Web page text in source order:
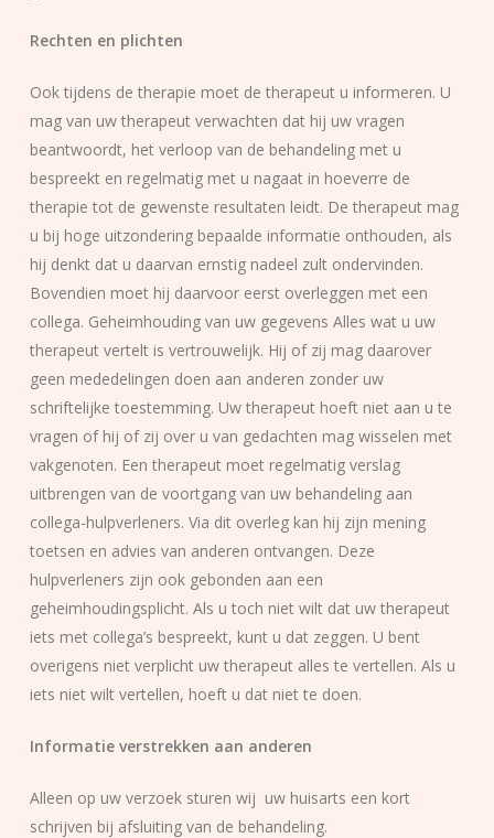
Rechten en plichten
Ook tijdens de therapie moet de therapeut u informeren. U
mag van uw therapeut verwachten dat hij uw vragen
beantwoordt, het verloop van de behandeling met u
bespreekt en regelmatig met u nagaat in hoeverre de
therapie tot de gewenste resultaten leidt. De therapeut mag
u bij hoge uitzondering bepaalde informatie onthouden, als
hij denkt dat u daarvan ernstig nadeel zult ondervinden.
Bovendien moet hij daarvoor eerst overleggen met een
collega. Geheimhouding van uw gegevens Alles wat u uw
therapeut vertelt is vertrouwelijk. Hij of zij mag daarover
geen mededelingen doen aan anderen zonder uw
schriftelijke toestemming. Uw therapeut hoeft niet aan u te
vragen of hij of zij over u van gedachten mag wisselen met
vakgenoten. Een therapeut moet regelmatig verslag
uitbrengen van de voortgang van uw behandeling aan
collega-hulpverleners. Via dit overleg kan hij zijn mening
toetsen en advies van anderen ontvangen. Deze
hulpverleners zijn ook gebonden aan een
geheimhoudingsplicht. Als u toch niet wilt dat uw therapeut
iets met collega’s bespreekt, kunt u dat zeggen. U bent
overigens niet verplicht uw therapeut alles te vertellen. Als u
iets niet wilt vertellen, hoeft u dat niet te doen.
Informatie verstrekken aan anderen
Alleen op uw verzoek sturen wij uw huisarts een kort
schrijven bij afsluiting van de behandeling.